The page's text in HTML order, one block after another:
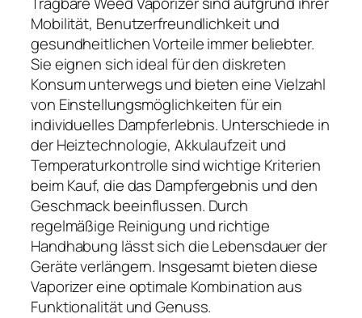
Mobilität, Benutzerfreundlichkeit und
gesundheitlichen Vorteile immer beliebter.
Sie eignen sich ideal für den diskreten
Konsum unterwegs und bieten eine Vielzahl
von Einstellungsmöglichkeiten für ein
individuelles Dampferlebnis. Unterschiede in
der Heiztechnologie, Akkulaufzeit und
Temperaturkontrolle sind wichtige Kriterien
beim Kauf, die das Dampfergebnis und den
Geschmack beeinflussen. Durch
regelmäßige Reinigung und richtige
Handhabung lässt sich die Lebensdauer der
Geräte verlängern. Insgesamt bieten diese
Vaporizer eine optimale Kombination aus
Funktionalität und Genuss.